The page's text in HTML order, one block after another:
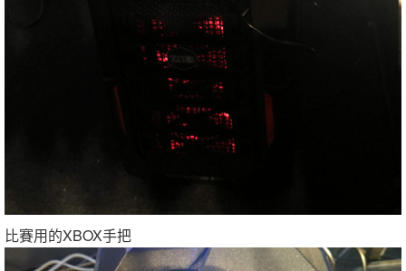
比賽用的XBOX手把